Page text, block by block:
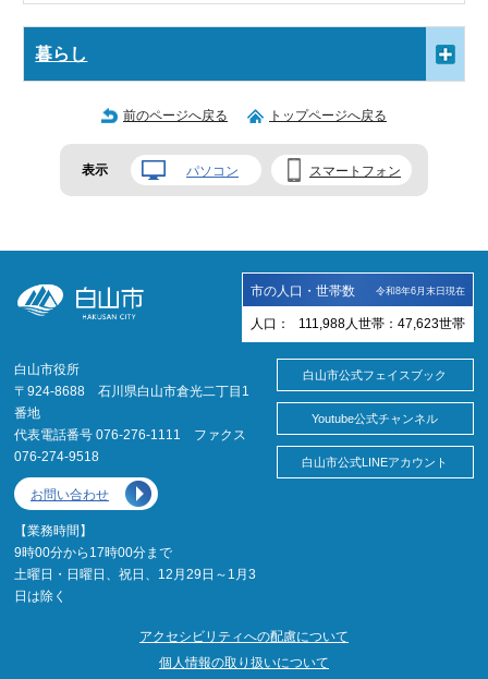
暮らし
前のページへ戻る トップページへ戻る
表示 パソコン スマートフォン
市の人口・世帯数 令和8年6月末日現在
人口： 111,988 人 世帯： 47,623世帯
白山市役所
〒924-8688 石川県白山市倉光二丁目1
番地
代表電話番号 076-276-1111 ファクス
076-274-9518
お問い合わせ
【業務時間】
9時00分から17時00分まで
土曜日・日曜日、祝日、12月29日～1月3
日は除く
白山市公式フェイスブック
Youtube公式チャンネル
白山市公式LINEアカウント
アクセシビリティへの配慮について
個人情報の取り扱いについて